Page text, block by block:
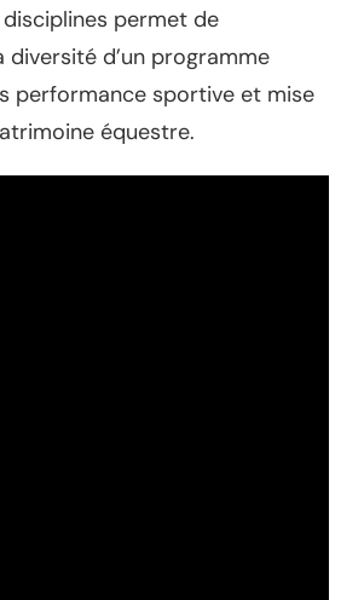
permet de
diversité d’un programme
performance sportive et mise
équestre.